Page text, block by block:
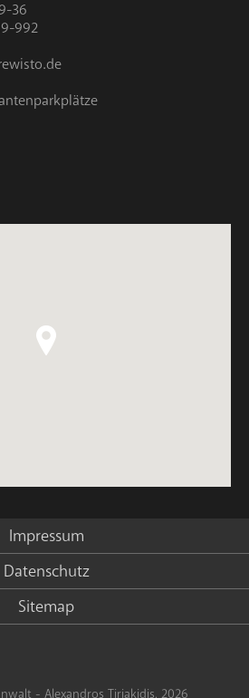
36
992
Impressum
Datenschutz
Sitemap
- Alexandros Tiriakidis, 2026